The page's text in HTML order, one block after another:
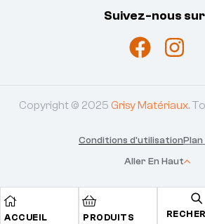
ACCUEIL PRODUITS
Suivez-nous sur
Copyright © 2025 Grisy Matériaux.
Aller En Haut
Conditions d'utilisation